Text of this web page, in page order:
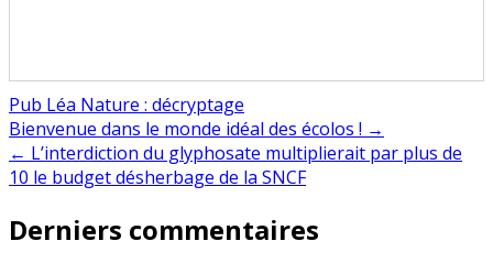
Pub Léa Nature : décryptage
Navigation
de
Bienvenue dans le monde idéal des écolos ! →
← L’interdiction du glyphosate multiplierait par plus de
10 le budget désherbage de la SNCF
Derniers commentaires